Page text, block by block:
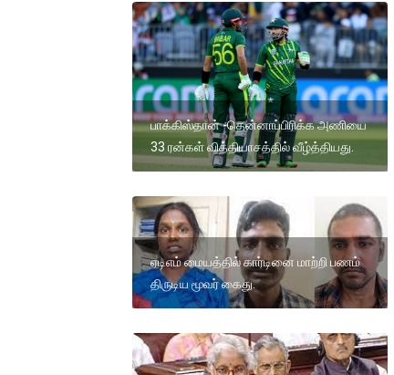
பாக்கிஸ்தான் -தென்னாப்பிரிக்க அணியை
33 ரன்கள் வித்தியாசத்தில் வீழ்த்தியது.
ஏடிஎம் மையத்தில் கார்டினை மாற்றி பணம்
திருடிய மூவர் கைது.